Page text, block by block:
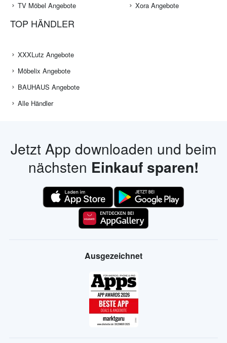
TV Möbel Angebote
Xora Angebote
TOP HÄNDLER
XXXLutz Angebote
Möbelix Angebote
BAUHAUS Angebote
Alle Händler
Jetzt App downloaden und beim
nächsten Einkauf sparen!
Ausgezeichnet